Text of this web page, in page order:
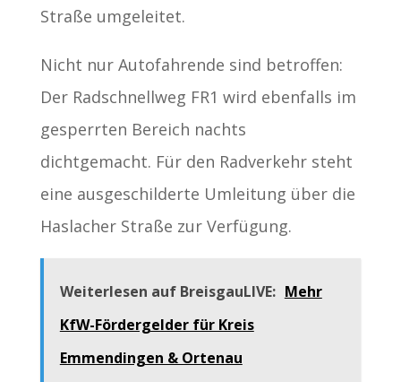
Straße umgeleitet.
Nicht nur Autofahrende sind betroffen:
Der Radschnellweg FR1 wird ebenfalls im
gesperrten Bereich nachts
dichtgemacht. Für den Radverkehr steht
eine ausgeschilderte Umleitung über die
Haslacher Straße zur Verfügung.
Weiterlesen auf BreisgauLIVE: Mehr
KfW-Fördergelder für Kreis
Emmendingen & Ortenau